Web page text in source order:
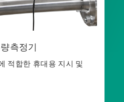
측정기
적합한 휴대용 지시 및